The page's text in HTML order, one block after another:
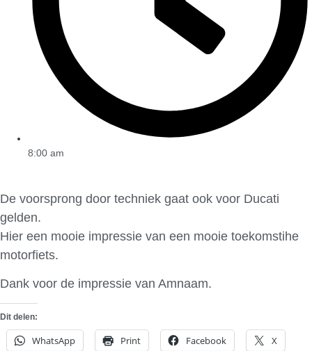
8:00 am
De voorsprong door techniek gaat ook voor Ducati
gelden.
Hier een mooie impressie van een mooie toekomstihe
motorfiets.
Dank voor de impressie van Amnaam.
Dit delen:
WhatsApp Print Facebook X